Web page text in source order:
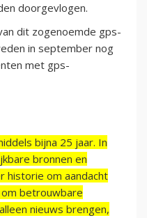
doorgevlogen.
dit zogenoemde gps-
in september nog
met gps-
bijna 25 jaar. In
bronnen en
historie om aandacht
betrouwbare
nieuws brengen,